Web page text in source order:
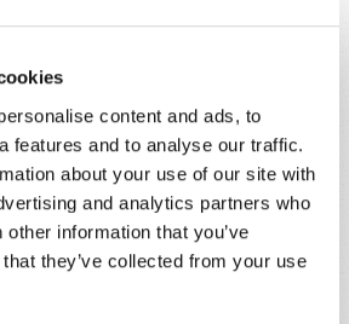
content and ads, to
features and to analyse our traffic.
about your use of our site with
and analytics partners who
information that you’ve
they’ve collected from your use
que les présidents et les
le trône de Dieu dans les
éclatera entre l’armée angélique
démoniaque de Satan. Apocalypse
ce conflit : « Et il y eut guerre
et ses anges combattirent contre
et ses anges combattirent… »